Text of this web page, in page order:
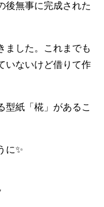
後無事に完成された
ました。これまでも
いないけど借りて作
型紙「椛」があるこ
に✨